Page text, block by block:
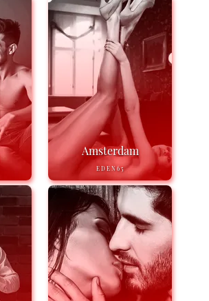
Amsterdam
EDEN65